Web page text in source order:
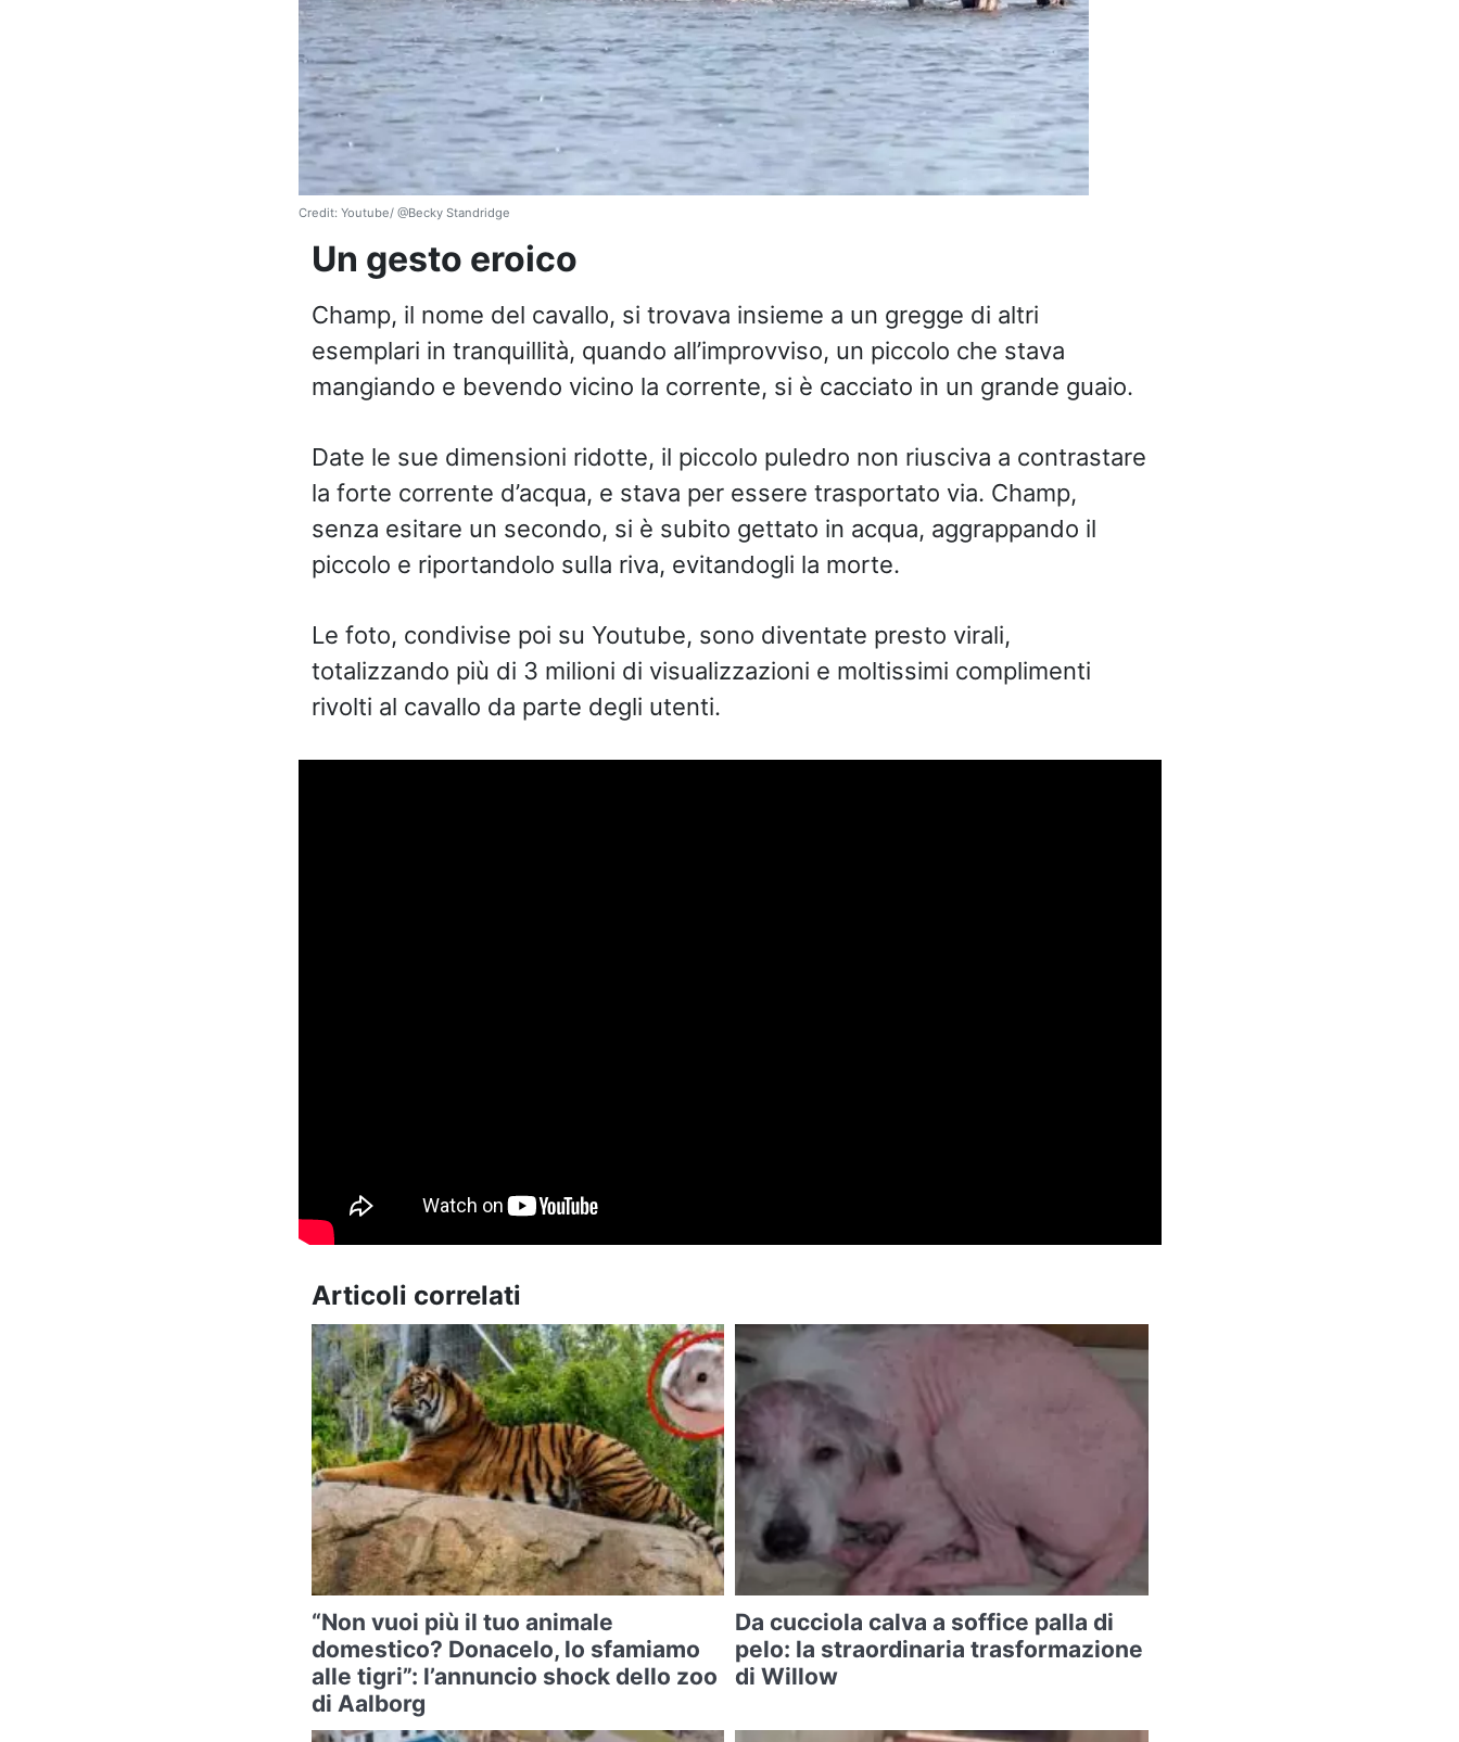
Credit: Youtube/ @Becky Standridge
Un gesto eroico
Champ, il nome del cavallo, si trovava insieme a un gregge di altri
esemplari in tranquillità, quando all’improvviso, un piccolo che stava
mangiando e bevendo vicino la corrente, si è cacciato in un grande guaio.
Date le sue dimensioni ridotte, il piccolo puledro non riusciva a contrastare
la forte corrente d’acqua, e stava per essere trasportato via. Champ,
senza esitare un secondo, si è subito gettato in acqua, aggrappando il
piccolo e riportandolo sulla riva, evitandogli la morte.
Le foto, condivise poi su Youtube, sono diventate presto virali,
totalizzando più di 3 milioni di visualizzazioni e moltissimi complimenti
rivolti al cavallo da parte degli utenti.
Articoli correlati
“Non vuoi più il tuo animale
domestico? Donacelo, lo sfamiamo
alle tigri”: l’annuncio shock dello zoo
di Aalborg
Da cucciola calva a soffice palla di
pelo: la straordinaria trasformazione
di Willow